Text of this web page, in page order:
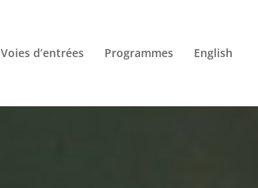
Voies d’entrées Programmes English